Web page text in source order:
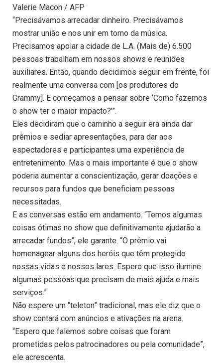
Valerie Macon / AFP
“Precisávamos arrecadar dinheiro. Precisávamos
mostrar união e nos unir em torno da música.
Precisamos apoiar a cidade de L.A. (Mais de) 6.500
pessoas trabalham em nossos shows e reuniões
auxiliares. Então, quando decidimos seguir em frente, foi
realmente uma conversa com [os produtores do
Grammy]. E começamos a pensar sobre ‘Como fazemos
o show ter o maior impacto?’”.
Eles decidiram que o caminho a seguir era ainda dar
prêmios e sediar apresentações, para dar aos
espectadores e participantes uma experiência de
entretenimento. Mas o mais importante é que o show
poderia aumentar a conscientização, gerar doações e
recursos para fundos que beneficiam pessoas
necessitadas.
E as conversas estão em andamento. “Temos algumas
coisas ótimas no show que definitivamente ajudarão a
arrecadar fundos”, ele garante. “O prêmio vai
homenagear alguns dos heróis que têm protegido
nossas vidas e nossos lares. Espero que isso ilumine
algumas pessoas que precisam de mais ajuda e mais
serviços.”
Não espere um “teleton” tradicional, mas ele diz que o
show contará com anúncios e ativações na arena.
“Espero que falemos sobre coisas que foram
prometidas pelos patrocinadores ou pela comunidade”,
ele acrescenta.